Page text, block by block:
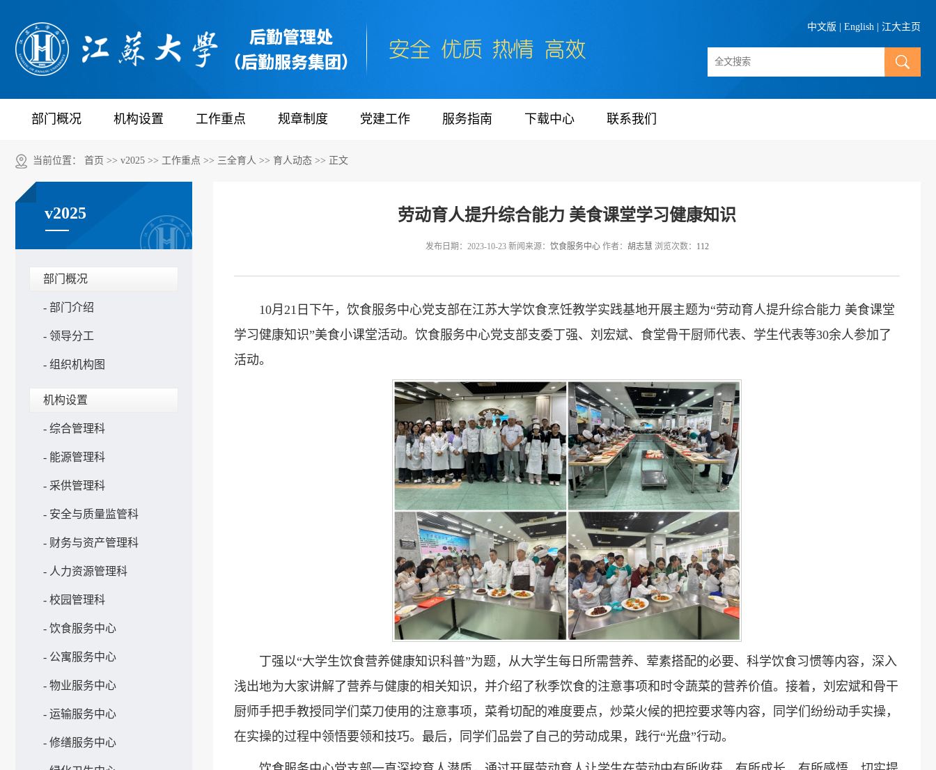
中文版 English 江大主页
部门概况 机构设置 工作重点 规章制度 党建工作 服务指南 下载中心 联系我们
当前位置： 首页 >> v2025 >> 工作重点 >> 三全育人 >> 育人动态 >> 正文
v2025
部门概况
- 部门介绍
- 领导分工
- 组织机构图
机构设置
- 综合管理科
- 能源管理科
- 采供管理科
- 安全与质量监管科
- 财务与资产管理科
- 人力资源管理科
- 校园管理科
- 饮食服务中心
- 公寓服务中心
- 物业服务中心
- 运输服务中心
- 修缮服务中心
劳动育人提升综合能力 美食课堂学习健康知识
发布日期：2023-10-23 新闻来源： 饮食服务中心作者： 胡志慧 浏览次数： 112
10月21日下午，饮食服务中心党支部在江苏大学饮食烹饪教学实践基地开展主题为“劳动育人提升综合能力 美食课堂
学习健康知识”美食小课堂活动。饮食服务中心党支部支委丁强、刘宏斌、食堂骨干厨师代表、学生代表等30余人参加了
活动。
丁强以“大学生饮食营养健康知识科普”为题，从大学生每日所需营养、荤素搭配的必要、科学饮食习惯等内容，深入
浅出地为大家讲解了营养与健康的相关知识，并介绍了秋季饮食的注意事项和时令蔬菜的营养价值。接着，刘宏斌和骨干
厨师手把手教授同学们菜刀使用的注意事项，菜肴切配的难度要点，炒菜火候的把控要求等内容，同学们纷纷动手实操，
在实操的过程中领悟要领和技巧。最后，同学们品尝了自己的劳动成果，践行“光盘”行动。